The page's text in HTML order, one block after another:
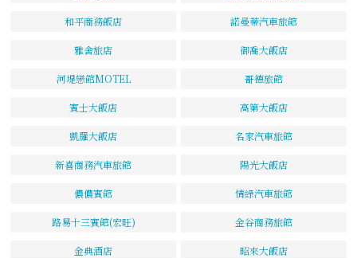
和平商務飯店 諾曼蒂汽車旅館
雅舍旅店 御喬大飯店
河堤戀館MOTEL 哥德旅館
賓士大飯店 高第大飯店
凱羅大飯店 名家汽車旅館
新喜商務汽車旅館 陽光大飯店
儂儂賓館 情綠汽車旅館
路易十三賓館(宏旺) 金谷商務旅館
金典酒店 昭來大飯店